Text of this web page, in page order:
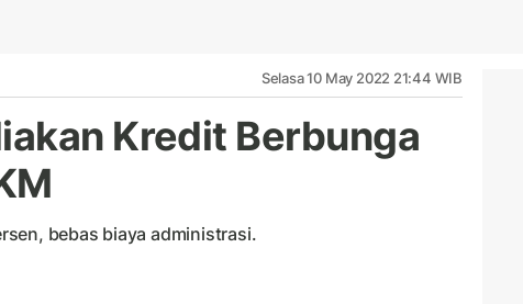
Selasa 10 May 2022 21:44 WIB
Kredit Berbunga
bebas biaya administrasi.